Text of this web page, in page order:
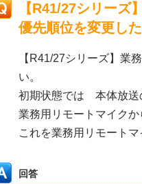
【R41/27シリー
優先順位を変更した
【R41/27シリーズ】業
い。
初期状態では 本体放送
業務用リモートマイク
これを業務用リモート
回答